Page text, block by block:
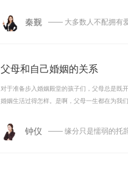
秦觐 —— 大多数人不配拥有
父母和自己婚姻的关系
对于准备步入婚姻殿堂的孩子们，父母总是既
婚姻生活过得怎样。是啊，父母一生都在为我
钟仪 —— 缘分只是懦弱的托